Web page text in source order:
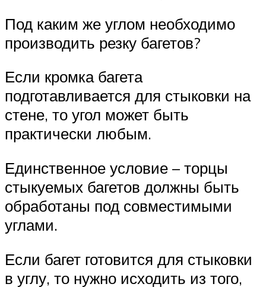
Под каким же углом необходимо
производить резку багетов?
Если кромка багета
подготавливается для стыковки на
стене, то угол может быть
практически любым.
Единственное условие – торцы
стыкуемых багетов должны быть
обработаны под совместимыми
углами.
Если багет готовится для стыковки
в углу, то нужно исходить из того,